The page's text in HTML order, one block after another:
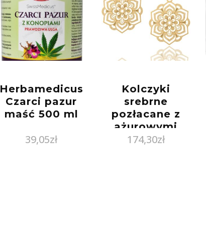
Herbamedicus
Czarci pazur
maść 500 ml
39,05zł
Kolczyki
srebrne
pozłacane z
ażurowymi
kwiatami
174,30zł